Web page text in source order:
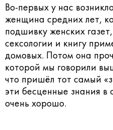
Во-первых у нас
женщина средних лет,
подшивку женских
сексологии и книгу
домовых. Потом она
которой мы говорили
что пришёл тот самый
эти бесценные знания в
очень хорошо.